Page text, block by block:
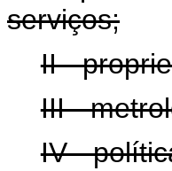
serviços;
II -
III -
IV -